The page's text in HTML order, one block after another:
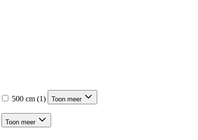
500 cm (1) Toon meer
Toon meer